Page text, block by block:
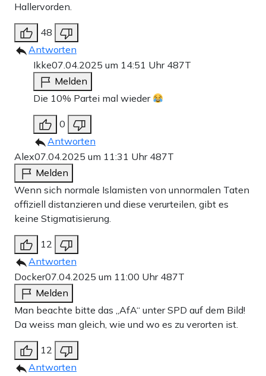
Hallervorden.
48
Antworten
Ikke07.04.2025 um 14:51 Uhr 487T
Melden
Die 10% Partei mal wieder
0
Antworten
Alex07.04.2025 um 11:31 Uhr 487T
Melden
Wenn sich normale Islamisten von unnormalen Taten
offiziell distanzieren und diese verurteilen, gibt es
keine Stigmatisierung.
12
Antworten
Docker07.04.2025 um 11:00 Uhr 487T
Melden
Man beachte bitte das „AfA“ unter SPD auf dem Bild!
Da weiss man gleich, wie und wo es zu verorten ist.
12
Antworten